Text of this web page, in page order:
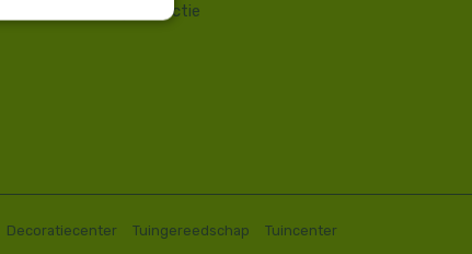
Terugroepactie
Decoratiecenter Tuingereedschap Tuincenter